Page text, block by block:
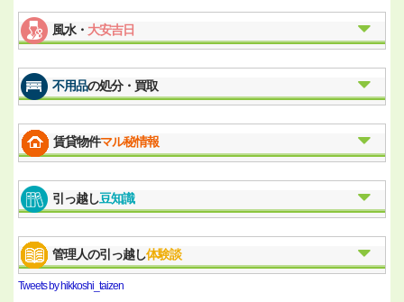
風水・ 大安吉日
不用品の処分・買取
賃貸物件マル秘情報
引っ越し豆知識
管理人の引っ越し体験談
Tweets by hikkoshi_taizen